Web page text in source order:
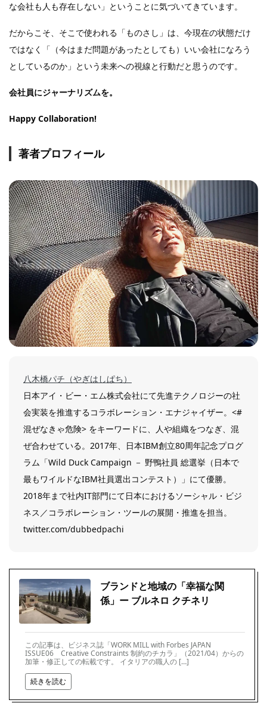
な会社も人も存在しない」ということに気づいてきています。
だからこそ、そこで使われる「ものさし」は、今現在の状態だけ
ではなく「（今はまだ問題があったとしても）いい会社になろう
としているのか」という未来への視線と行動だと思うのです。
会社員にジャーナリズムを。
Happy Collaboration!
著者プロフィール
八木橋パチ（やぎはしぱち）
日本アイ・ビー・エム株式会社にて先進テクノロジーの社
会実装を推進するコラボレーション・エナジャイザー。<#
混ぜなきゃ危険> をキーワードに、人や組織をつなぎ、混
ぜ合わせている。2017年、日本IBM創立80周年記念プログ
ラム「Wild Duck Campaign － 野鴨社員 総選挙（日本で
最もワイルドなIBM社員選出コンテスト）」にて優勝。
2018年まで社内IT部門にて日本におけるソーシャル・ビジ
ネス／コラボレーション・ツールの展開・推進を担当。
twitter.com/dubbedpachi
ブランドと地域の「幸福な関
係」ー ブルネロ クチネリ
この記事は、ビジネス誌「WORK MILL with Forbes JAPAN
ISSUE06 Creative Constraints 制約のチカラ」（2021/04）からの
加筆・修正しての転載です。 イタリアの職人の […]
続きを読む